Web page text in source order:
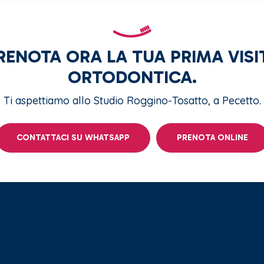
ORA LA TUA PRIMA
ORTODONTICA.
Ti aspettiamo allo Studio Roggino-Tosatto, a Pecetto.
CONTATTACI SU WHATSAPP PRENOTA ONLINE